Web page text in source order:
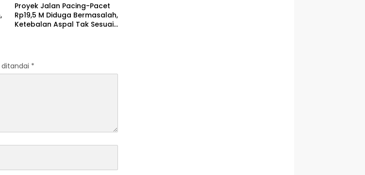
Proyek Jalan Pacing-Pacet
Rp19,5 M Diduga Bermasalah,
Ketebalan Aspal Tak Sesuai
ditandai *